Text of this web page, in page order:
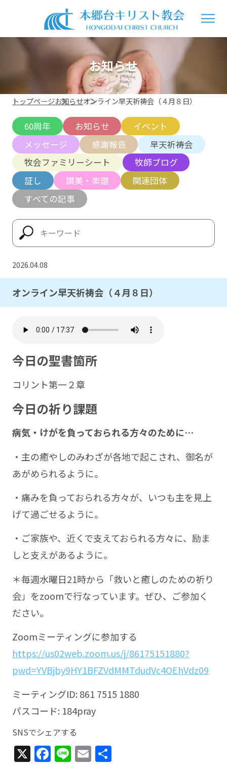
お知らせ
トップページお知らせオンライン早天祈祷会（４月８日）
60周年 お知らせ
イベント
メッセージ
感謝報告
早天祈祷会
牧会ファミリーシート
牧師ブログ
証し
讃美・楽譜
関連団体
すべての記事
2026.04.08
オンライン早天祈祷会（４月８日）
今日の聖書箇所
コリント第一２章
今日の祈り課題
病気・けがを負っておられる方々のために…
・主の癒やしのみわざが各地で起こされ、御名が
あがめられるように。
・痛みを負っておられる方々が、いつも主を見上
げて過ごせるように。
・ご家族や、近くで支えておられる方々に、励ま
しと支えがあるように。
＊毎週水曜日21時から「救いと癒しのための祈り
会」をzoomで行なっています。ぜひ、ご参加く
ださい。
Zoomミーティングに参加する
https://us02web.zoom.us/j/86175151880?
pwd=YVBjby9HY1BFZVdMMTdudVc4OEhVdz09
ミーティングID: 861 7515 1880
パスコード: 184pray
SNSでシェアする
X Facebook
LineEmail
共